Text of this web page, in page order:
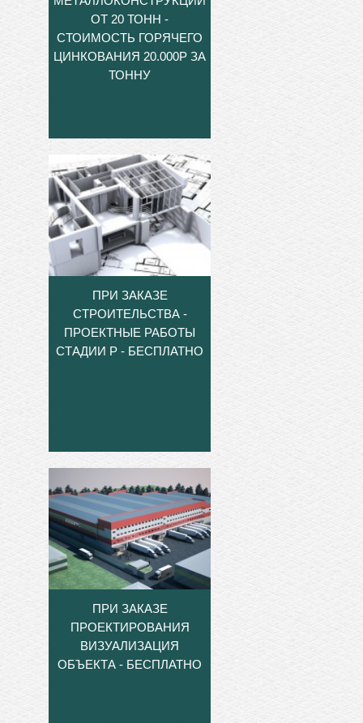
ОТ 20 ТОНН -
СТОИМОСТЬ ГОРЯЧЕГО
ЦИНКОВАНИЯ 20.000Р ЗА
ТОННУ
ПРИ ЗАКАЗЕ
СТРОИТЕЛЬСТВА -
ПРОЕКТНЫЕ РАБОТЫ
СТАДИИ Р - БЕСПЛАТНО
ПРИ ЗАКАЗЕ
ПРОЕКТИРОВАНИЯ
ВИЗУАЛИЗАЦИЯ
ОБЪЕКТА - БЕСПЛАТНО